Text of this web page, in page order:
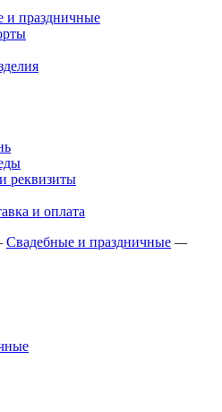
и праздничные
реквизиты
и оплата
Свадебные и праздничные —